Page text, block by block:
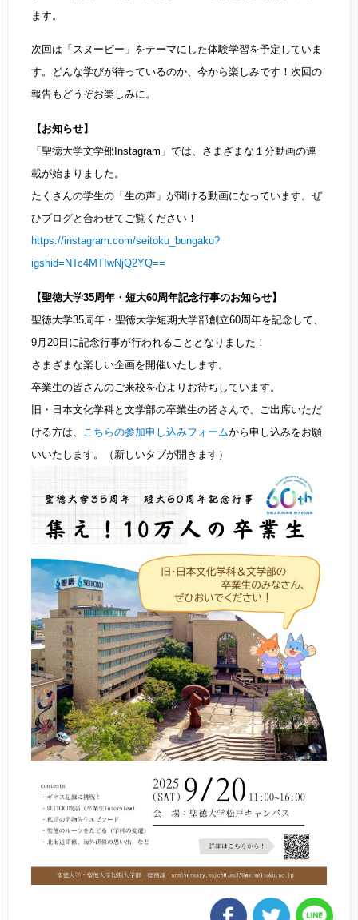
ます。
次回は「スヌーピー」をテーマにした体験学習を予定していま
す。どんな学びが待っているのか、今から楽しみです！次回の
報告もどうぞお楽しみに。
【お知らせ】
「聖徳大学文学部Instagram」では、さまざまな１分動画の連
載が始まりました。
たくさんの学生の「生の声」が聞ける動画になっています。ぜ
ひブログと合わせてご覧ください！
https://instagram.com/seitoku_bungaku?
igshid=NTc4MTIwNjQ2YQ==
【聖徳大学35周年・短大60周年記念行事のお知らせ】
聖徳大学35周年・聖徳大学短期大学部創立60周年を記念して、
9月20日に記念行事が行われることとなりました！
さまざまな楽しい企画を開催いたします。
卒業生の皆さんのご来校を心よりお待ちしています。
旧・日本文化学科と文学部の卒業生の皆さんで、ご出席いただ
ける方は、
こちらの参加申し込みフォームから申し込みをお願
いいたします。（新しいタブが開きます）